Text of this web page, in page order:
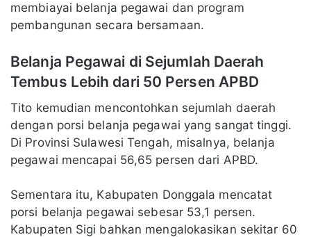
membiayai belanja pegawai dan program
pembangunan secara bersamaan.
Belanja Pegawai di Sejumlah Daerah
Tembus Lebih dari 50 Persen APBD
Tito kemudian mencontohkan sejumlah daerah
dengan porsi belanja pegawai yang sangat tinggi.
Di Provinsi Sulawesi Tengah, misalnya, belanja
pegawai mencapai 56,65 persen dari APBD.
Sementara itu, Kabupaten Donggala mencatat
porsi belanja pegawai sebesar 53,1 persen.
Kabupaten Sigi bahkan mengalokasikan sekitar 60